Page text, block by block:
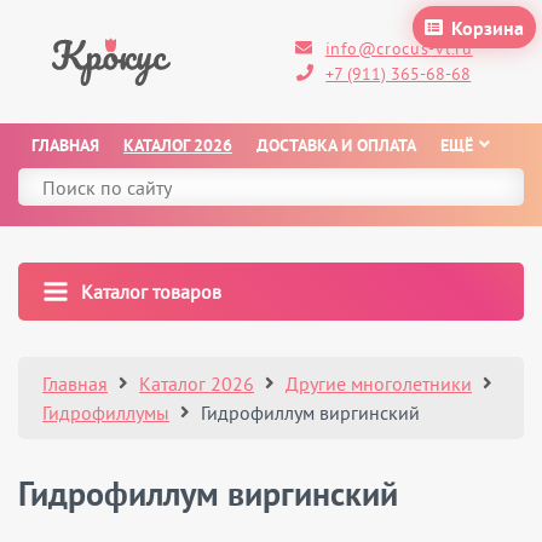
Корзина
info@crocus-vl.ru
+7 (911) 365-68-68
ГЛАВНАЯ КАТАЛОГ 2026 ДОСТАВКА И ОПЛАТА ЕЩЁ
Каталог товаров
Главная Каталог 2026
Другие многолетники
Гидрофиллумы
Гидрофиллум виргинский
Гидрофиллум виргинский